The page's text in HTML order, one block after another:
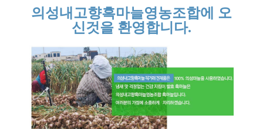
의성내고향흑마늘영농조합에 오
신것을 환영합니다.